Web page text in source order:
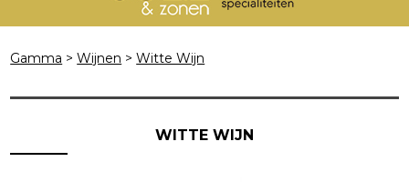
Gamma >Wijnen >Witte Wijn
WITTE WIJN